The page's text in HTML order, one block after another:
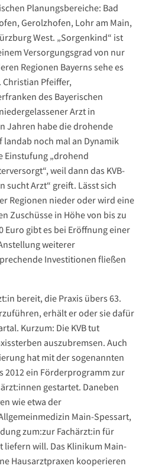
Planungsbereiche: Bad
Gerolzhofen, Lohr am Main,
West. „Sorgenkind“ ist
Versorgungsgrad von nur
Regionen Bayerns sehe es
Christian Pfeiffer,
des Bayerischen
Arzt in
Jahren habe die drohende
noch mal an Dynamik
Einstufung „drohend
weil dann das KVB-
sucht Arzt“ greift. Lässt sich
Regionen nieder oder wird eine
Zuschüsse in Höhe von bis zu
Euro gibt es bei Eröffnung einer
weiterer
Investitionen fließen
bereit, die Praxis übers 63.
erhält er oder sie dafür
Kurzum: Die KVB tut
auszubremsen. Auch
hat mit der sogenannten
2012 ein Förderprogramm zur
gestartet. Daneben
wie etwa der
Main-Spessart,
zum:zur Fachärzt:in für
liefern will. Das Klinikum Main-
Hausarztpraxen kooperieren